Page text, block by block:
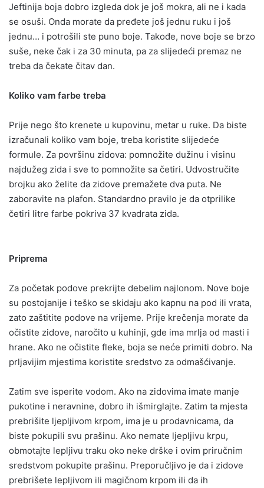
Jeftinija boja dobro izgleda dok je još mokra, ali ne i kada
se osuši. Onda morate da pređete još jednu ruku i još
jednu… i potrošili ste puno boje. Takođe, nove boje se brzo
suše, neke čak i za 30 minuta, pa za slijedeći premaz ne
treba da čekate čitav dan.
Koliko vam farbe treba
Prije nego što krenete u kupovinu, metar u ruke. Da biste
izračunali koliko vam boje, treba koristite slijedeće
formule. Za površinu zidova: pomnožite dužinu i visinu
najdužeg zida i sve to pomnožite sa četiri. Udvostručite
brojku ako želite da zidove premažete dva puta. Ne
zaboravite na plafon. Standardno pravilo je da otprilike
četiri litre farbe pokriva 37 kvadrata zida.
Priprema
Za početak podove prekrijte debelim najlonom. Nove boje
su postojanije i teško se skidaju ako kapnu na pod ili vrata,
zato zaštitite podove na vrijeme. Prije krečenja morate da
očistite zidove, naročito u kuhinji, gde ima mrlja od masti i
hrane. Ako ne očistite fleke, boja se neće primiti dobro. Na
prljavijim mjestima koristite sredstvo za odmašćivanje.
Zatim sve isperite vodom. Ako na zidovima imate manje
pukotine i neravnine, dobro ih išmirglajte. Zatim ta mjesta
prebrišite ljepljivom krpom, ima je u prodavnicama, da
biste pokupili svu prašinu. Ako nemate ljepljivu krpu,
obmotajte lepljivu traku oko neke drške i ovim priručnim
sredstvom pokupite prašinu. Preporučljivo je da i zidove
prebrišete lepljivom ili magičnom krpom ili da ih